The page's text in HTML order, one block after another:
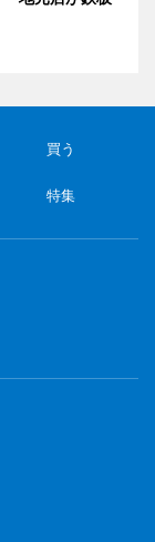
買う
特集